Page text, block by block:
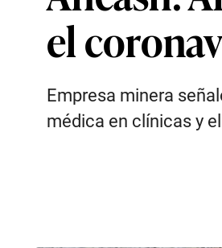
el
Empresa minera
médica en clínicas y